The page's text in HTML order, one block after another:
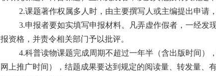
2.课题著作权属多人时，由主要撰写人或主编提出申请
3.申报者要如实填写申报材料。凡弄虚作假者，一经发
报资格，并责令相关部门予以批评。
4.科普读物课题完成周期不超过一年半（含出版时间）
网上推广时间），结题成果要达到规定的阅读量、转发量、